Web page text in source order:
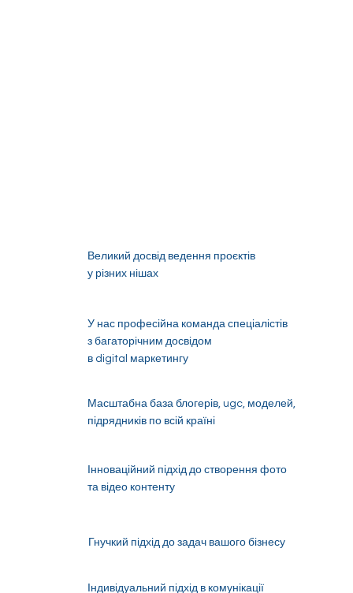
У нас професійна команда спеціалістів
з багаторічним досвідом
в digital маркетингу
Великий досвід ведення проєктів
у різних нішах
Інноваційний підхід до створення фото
та відео контенту
Індивідуальний підхід в комунікації
Масштабна база блогерів, ugc, моделей,
підрядників по всій країні
Гнучкий підхід до задач вашого бізнесу